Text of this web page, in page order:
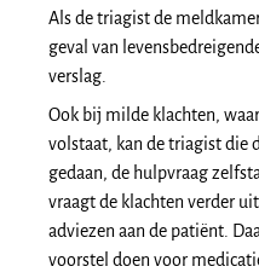
Als de triagist de
geval van
verslag.
Ook bij milde klachten,
volstaat, kan de triagist die
gedaan, de hulpvraag
vraagt de klachten verder
adviezen aan de patiënt.
voorstel doen voor